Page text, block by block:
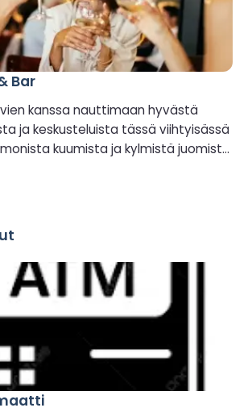
Bar
kanssa nauttimaan hyvästä
ja keskusteluista tässä viihtyisässä
kuumista ja kylmistä juomista
on ympäristöystävällistä kahvia
hetkiä matkasi varrelta.